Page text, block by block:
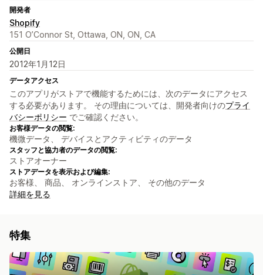
開発者
Shopify
151 O’Connor St, Ottawa, ON, ON, CA
公開日
2012年1月12日
データアクセス
このアプリがストアで機能するためには、次のデータにアクセス
する必要があります。 その理由については、開発者向けのプライ
バシーポリシー でご確認ください。
お客様データの閲覧:
機微データ、 デバイスとアクティビティのデータ
スタッフと協力者のデータの閲覧:
ストアオーナー
ストアデータを表示および編集:
お客様、 商品、 オンラインストア、 その他のデータ
詳細を見る
特集